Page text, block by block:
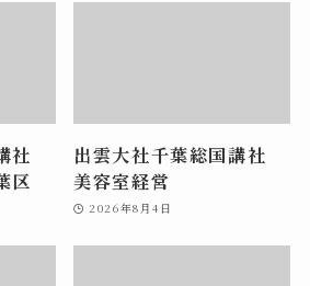
社
区
出雲大社千葉総国講社
美容室経営
2026年8月4日